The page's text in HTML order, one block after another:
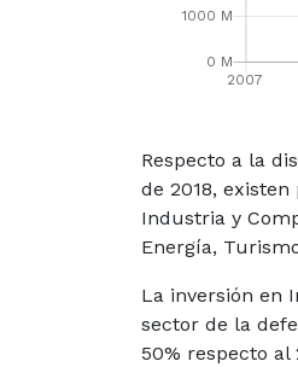
Respecto a la
de 2018,
Industria y
Energía,
La inversión en
sector de la
50% respecto al